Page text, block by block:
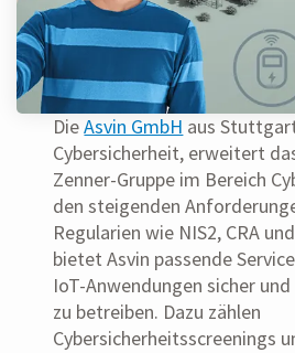
DieAsvin GmbH aus
Cybersicherheit, erweitert
Zenner-Gruppe im Bereich
den steigenden
Regularien wie NIS2, CRA
bietet Asvin passende
IoT-Anwendungen sicher
zu betreiben. Dazu zählen
Cybersicherheitsscreenings